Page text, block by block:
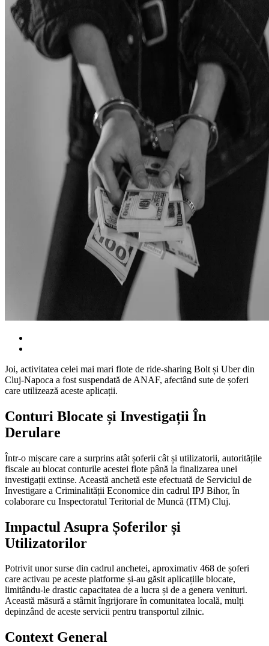
Joi, activitatea celei mai mari flote de ride-sharing Bolt și Uber din
Cluj-Napoca a fost suspendată de ANAF, afectând sute de șoferi
care utilizează aceste aplicații.
Conturi Blocate și Investigații În
Derulare
Într-o mișcare care a surprins atât șoferii cât și utilizatorii, autoritățile
fiscale au blocat conturile acestei flote până la finalizarea unei
investigații extinse. Această anchetă este efectuată de Serviciul de
Investigare a Criminalității Economice din cadrul IPJ Bihor, în
colaborare cu Inspectoratul Teritorial de Muncă (ITM) Cluj.
Impactul Asupra Șoferilor și
Utilizatorilor
Potrivit unor surse din cadrul anchetei, aproximativ 468 de șoferi
care activau pe aceste platforme și-au găsit aplicațiile blocate,
limitându-le drastic capacitatea de a lucra și de a genera venituri.
Această măsură a stârnit îngrijorare în comunitatea locală, mulți
depinzând de aceste servicii pentru transportul zilnic.
Context General